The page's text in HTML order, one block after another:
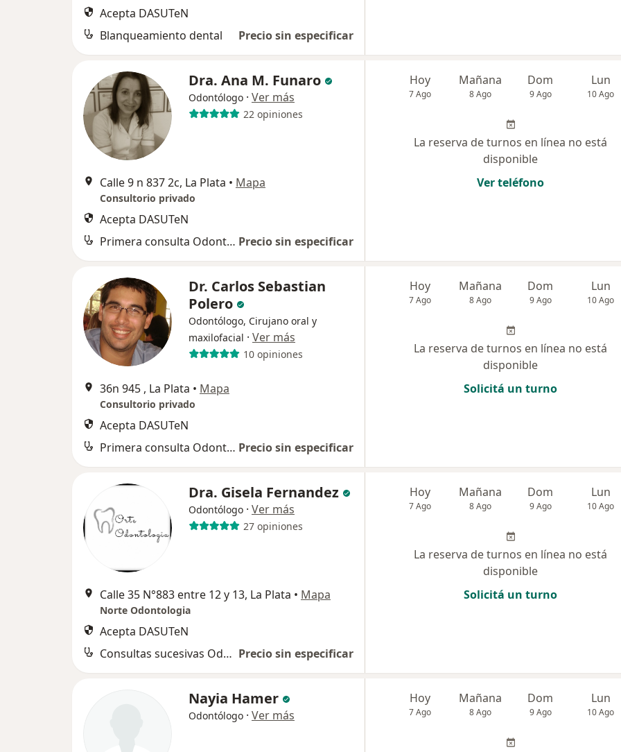
Acepta DASUTeN
Blanqueamiento dental
Precio sin especificar
Dra. Ana M. Funaro
Odontólogo · Ver más
22 opiniones
Calle 9 n 837 2c, La Plata • Mapa
Consultorio privado
Acepta DASUTeN
Primera consulta Odontología Precio sin especificar
Hoy
7 Ago
Mañana
8 Ago
Dom
9 Ago
Lun
10 Ago
La reserva de turnos en línea no está
disponible
Ver teléfono
Dr. Carlos Sebastian
Polero
Odontólogo, Cirujano oral y
maxilofacial · Ver más
10 opiniones
36n 945 , La Plata • Mapa
Consultorio privado
Acepta DASUTeN
Primera consulta Odontología Precio sin especificar
Hoy
7 Ago
Mañana
8 Ago
Dom
9 Ago
Lun
10 Ago
La reserva de turnos en línea no está
disponible
Solicitá un turno
Dra. Gisela Fernandez
Odontólogo · Ver más
27 opiniones
Calle 35 N°883 entre 12 y 13, La Plata • Mapa
Norte Odontologia
Acepta DASUTeN
Consultas sucesivas Odontología Precio sin especificar
Hoy
7 Ago
Mañana
8 Ago
Dom
9 Ago
Lun
10 Ago
La reserva de turnos en línea no está
disponible
Solicitá un turno
Nayia Hamer
Odontólogo · Ver más
Hoy
7 Ago
Mañana
8 Ago
Dom
9 Ago
Lun
10 Ago